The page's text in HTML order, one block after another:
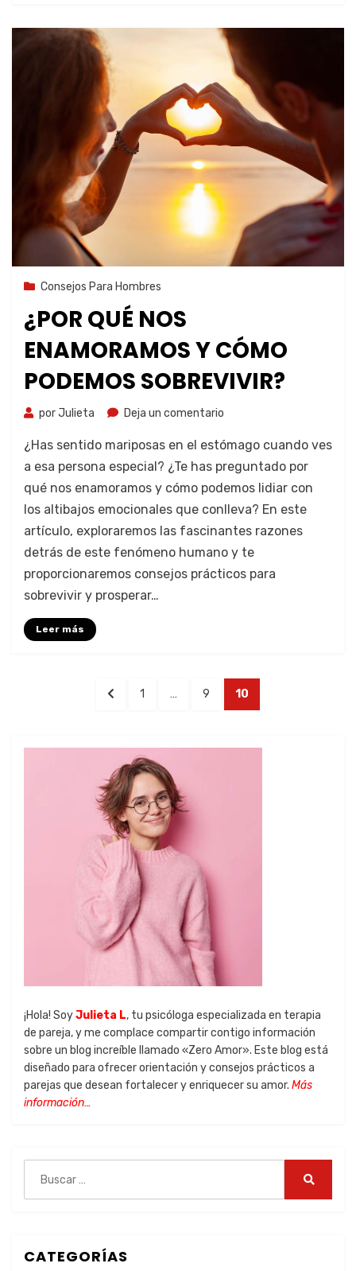
6 de agosto de 2023
Consejos Para Hombres
¿POR QUÉ NOS
ENAMORAMOS Y CÓMO
PODEMOS SOBREVIVIR?
porJulieta Deja un comentario
¿Has sentido mariposas en el estómago cuando ves
a esa persona especial? ¿Te has preguntado por
qué nos enamoramos y cómo podemos lidiar con
los altibajos emocionales que conlleva? En este
artículo, exploraremos las fascinantes razones
detrás de este fenómeno humano y te
proporcionaremos consejos prácticos para
sobrevivir y prosperar…
Leer más
1 … 9 10
¡Hola! SoyJulieta L, tu psicóloga especializada en terapia
de pareja, y me complace compartir contigo información
sobre un blog increíble llamado «Zero Amor». Este blog está
diseñado para ofrecer orientación y consejos prácticos a
parejas que desean fortalecer y enriquecer su amor. Más
información…
CATEGORÍAS